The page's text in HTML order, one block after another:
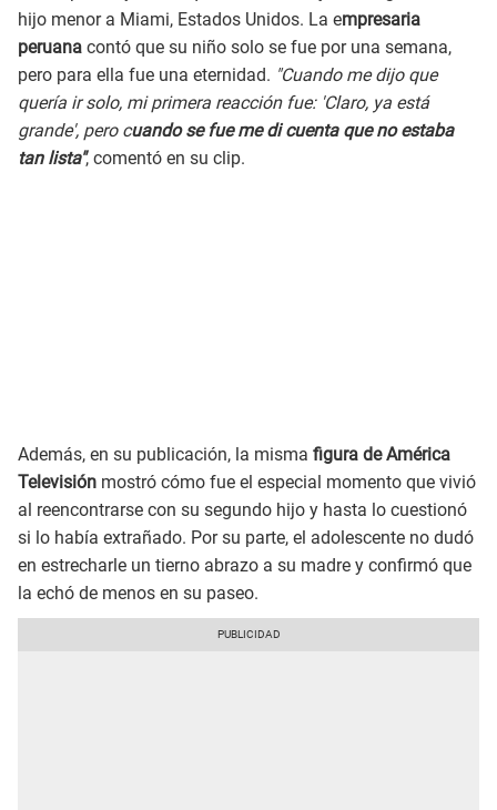
hijo menor a Miami, Estados Unidos. La empresaria
peruana contó que su niño solo se fue por una semana,
pero para ella fue una eternidad. "Cuando me dijo que
quería ir solo, mi primera reacción fue: 'Claro, ya está
grande', pero cuando se fue me di cuenta que no estaba
tan lista", comentó en su clip.
Además, en su publicación, la misma figura de América
Televisión mostró cómo fue el especial momento que vivió
al reencontrarse con su segundo hijo y hasta lo cuestionó
si lo había extrañado. Por su parte, el adolescente no dudó
en estrecharle un tierno abrazo a su madre y confirmó que
la echó de menos en su paseo.